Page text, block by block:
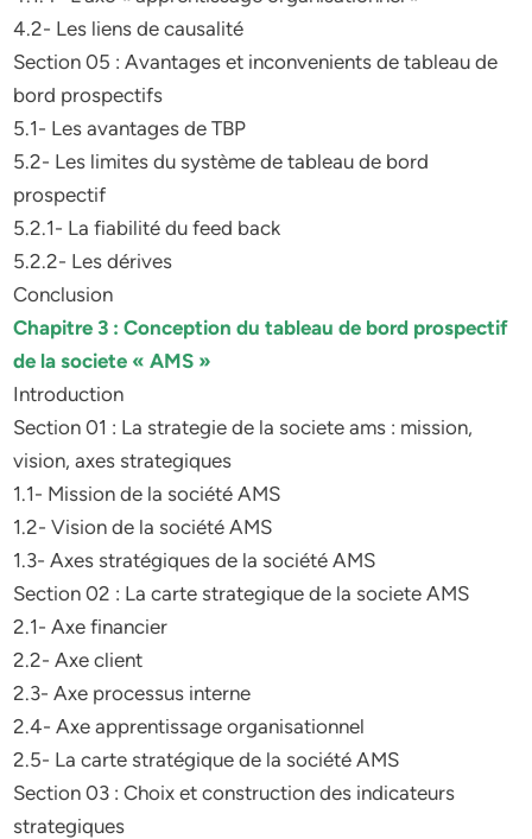
4.2- Les liens de causalité
Section 05 : Avantages et inconvenients de tableau de
bord prospectifs
5.1- Les avantages de TBP
5.2- Les limites du système de tableau de bord
prospectif
5.2.1- La fiabilité du feed back
5.2.2- Les dérives
Conclusion
Chapitre 3 : Conception du tableau de bord prospectif
de la societe « AMS »
Introduction
Section 01 : La strategie de la societe ams : mission,
vision, axes strategiques
1.1- Mission de la société AMS
1.2- Vision de la société AMS
1.3- Axes stratégiques de la société AMS
Section 02 : La carte strategique de la societe AMS
2.1- Axe financier
2.2- Axe client
2.3- Axe processus interne
2.4- Axe apprentissage organisationnel
2.5- La carte stratégique de la société AMS
Section 03 : Choix et construction des indicateurs
strategiques